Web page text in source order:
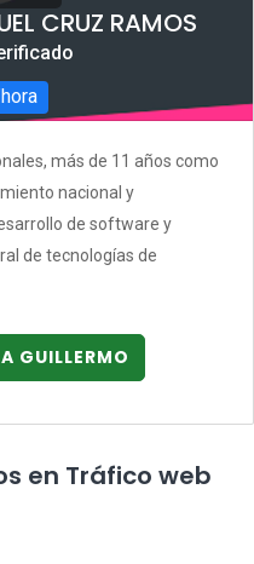
CRUZ RAMOS
más de 11 años como
nacional y
de software y
de tecnologías de
GUILLERMO
en Tráfico web